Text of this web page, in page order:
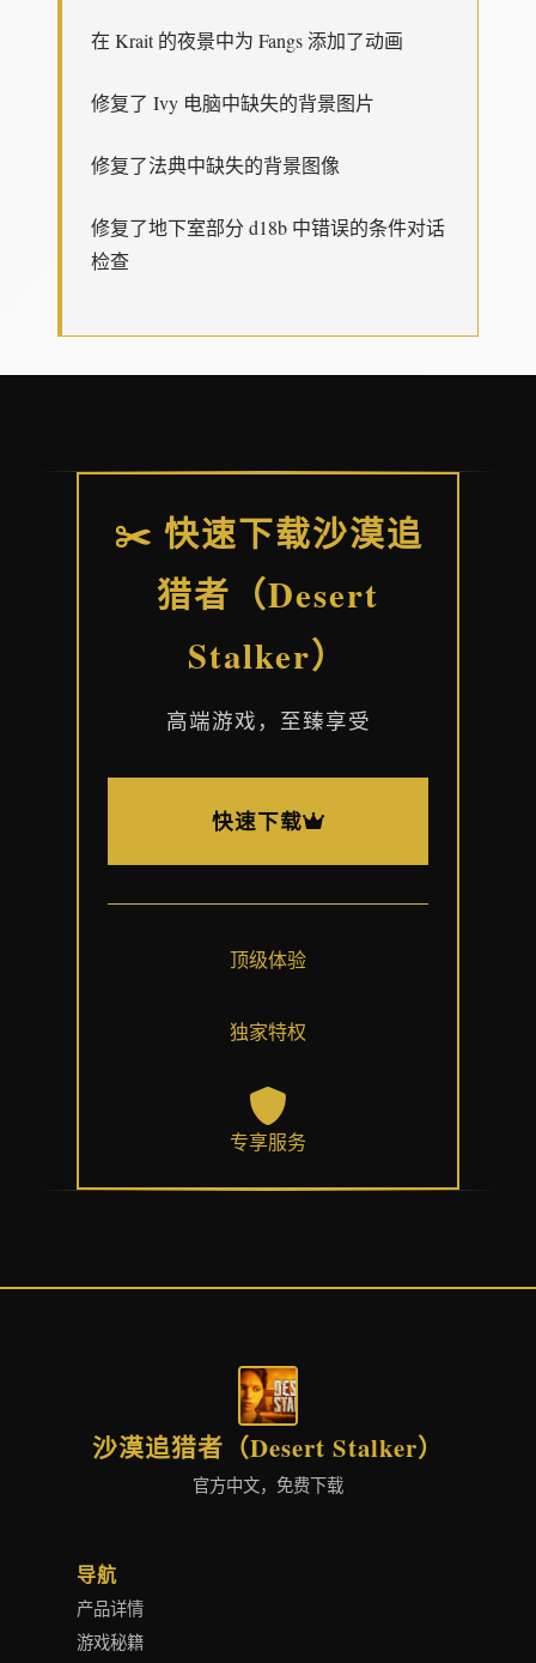
在 Krait 的夜景中为 Fangs 添加了动画
修复了 Ivy 电脑中缺失的背景图片
修复了法典中缺失的背景图像
修复了地下室部分 d18b 中错误的条件对话
检查
✂️ 快速下载沙漠追
猎者（Desert
Stalker）
高端游戏，至臻享受
快速下载
顶级体验
独家特权
专享服务
沙漠追猎者（Desert Stalker）
官方中文，免费下载
导航
产品详情
游戏秘籍